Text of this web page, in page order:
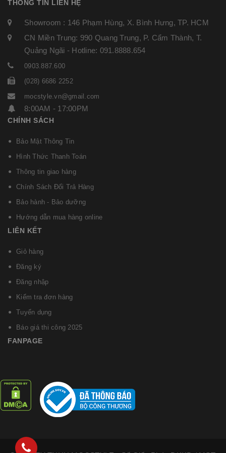
THÔNG TIN LIÊN HỆ
Showroom : 146 Phạm Hùng, X. Bình Hưng, TP. HCM
CN Miền Trung: 990 Quang Trung, P. Cẩm Thành, T.
Quảng Ngãi - Hotline: 091.8888.654
0903.887.600
(028) 6686 2252
mocstyle.vn@gmail.com
8:00AM - 17:00PM
CHÍNH SÁCH
Bảo Mật Thông Tin
Hình Thức Thanh Toán
Thông tin giao hàng
Chính Sách Đổi Trả Hàng
Bảo hành - Bảo dưỡng
Hướng dẫn mua hàng online
LIÊN KẾT
Giỏ hàng
Đăng ký
Đăng nhập
Kiểm tra đơn hàng
Tuyển dụng
Báo giá thi công 2025
FANPAGE